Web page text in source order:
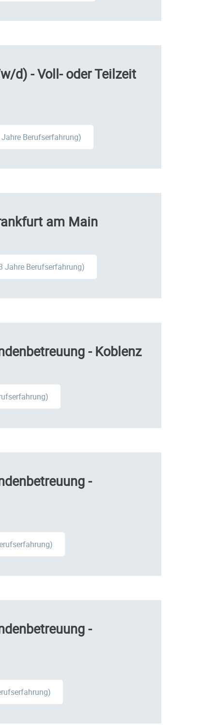
d) - Voll- oder Teilzeit
Berufserfahrung)
am Main
Jahre Berufserfahrung)
- Koblenz
-
-